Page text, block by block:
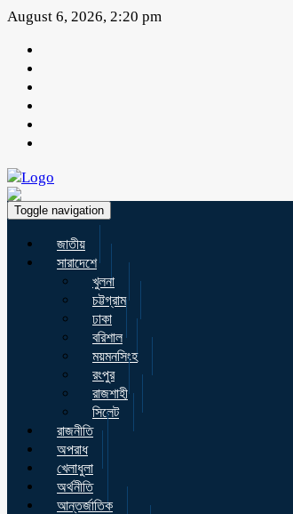
August 6, 2026, 2:20 pm
Toggle navigation
জাতীয়
সারাদেশে
খুলনা
চট্টগ্রাম
ঢাকা
বরিশাল
ময়মনসিংহ
রংপুর
রাজশাহী
সিলেট
রাজনীতি
অপরাধ
খেলাধুলা
অর্থনীতি
আন্তর্জাতিক